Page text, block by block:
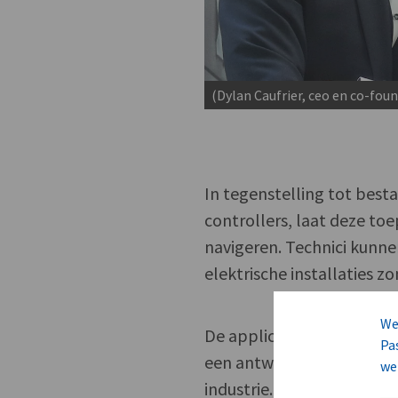
(Dylan Caufrier, ceo en co-
In tegenstelling tot
controllers, laat deze
navigeren. Technici
elektrische installaties
De applicatie werd
een antwoord op de
industrie. Met